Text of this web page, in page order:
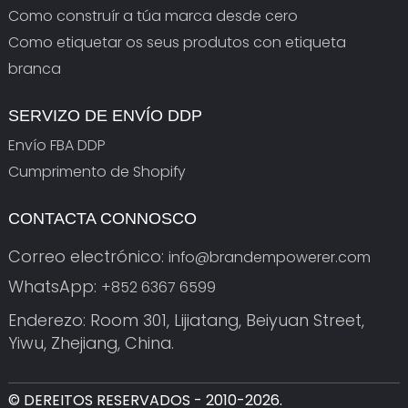
Como construír a túa marca desde cero
Como etiquetar os seus produtos con etiqueta
branca
SERVIZO DE ENVÍO DDP
Envío FBA DDP
Cumprimento de Shopify
CONTACTA CONNOSCO
Correo electrónico: info@brandempowerer.com
WhatsApp: +852 6367 6599
Enderezo: Room 301, Lijiatang, Beiyuan Street,
Yiwu, Zhejiang, China.
© DEREITOS RESERVADOS - 2010-2026.